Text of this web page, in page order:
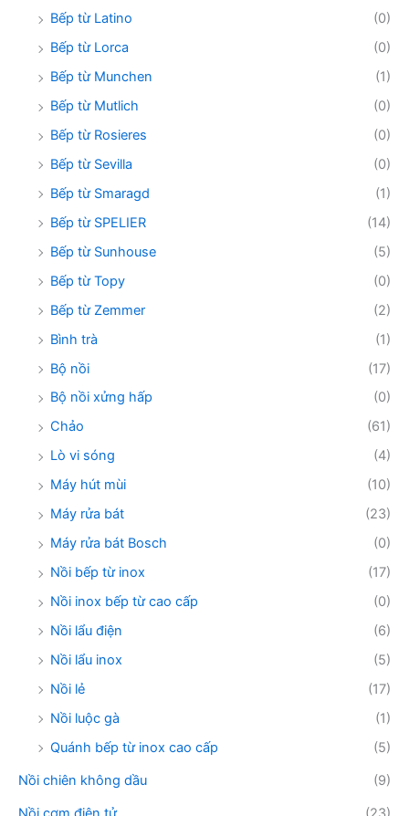
Bếp từ Latino
(0)
Bếp từ Lorca
(0)
Bếp từ Munchen
(1)
Bếp từ Mutlich
(0)
Bếp từ Rosieres
(0)
Bếp từ Sevilla
(0)
Bếp từ Smaragd
(1)
Bếp từ SPELIER
(14)
Bếp từ Sunhouse
(5)
Bếp từ Topy
(0)
Bếp từ Zemmer
(2)
Bình trà
(1)
Bộ nồi
(17)
Bộ nồi xửng hấp
(0)
Chảo
(61)
Lò vi sóng
(4)
Máy hút mùi
(10)
Máy rửa bát
(23)
Máy rửa bát Bosch
(0)
Nồi bếp từ inox
(17)
Nồi inox bếp từ cao cấp
(0)
Nồi lẩu điện
(6)
Nồi lẩu inox
(5)
Nồi lẻ
(17)
Nồi luộc gà
(1)
Quánh bếp từ inox cao cấp
(5)
Nồi chiên không dầu
(9)